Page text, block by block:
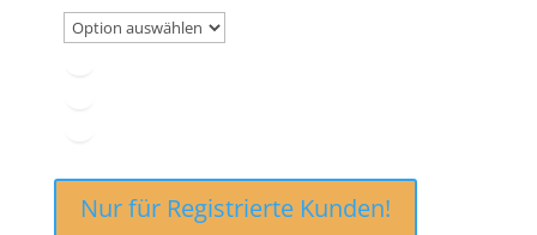
Nur für Registrierte Kunden!